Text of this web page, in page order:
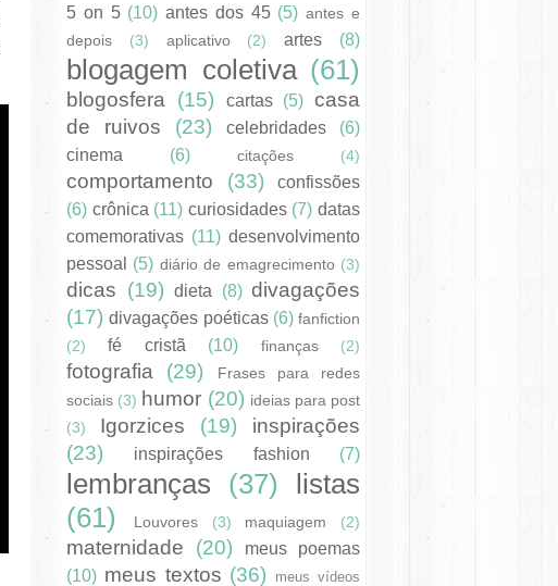
5 on 5 (10) antes dos 45 (5) antes e
depois
(3) aplicativo (2) artes (8)
blogagem coletiva (61)
blogosfera (15) cartas (5) casa
de ruivos
(23) celebridades
(6)
cinema
(6) citações (4)
comportamento (33)
confissões
(6) crônica (11) curiosidades (7) datas
comemorativas (11) desenvolvimento
pessoal
(5) diário de emagrecimento (3)
dicas (19) dieta (8) divagações
(17) divagações poéticas (6) fanfiction
(2)
fé cristã (10) finanças (2)
fotografia (29)
Frases para redes
sociais (3) humor (20) ideias para post
(3)
Igorzices (19)
inspirações
(23)
inspirações fashion (7)
lembranças (37)
listas
(61)
Louvores (3) maquiagem (2)
maternidade (20)
meus poemas
(10) meus textos (36) meus vídeos